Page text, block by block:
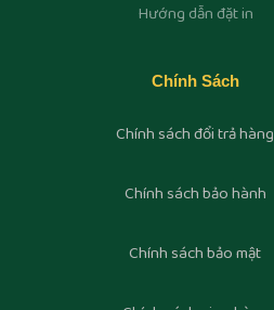
Hướng dẫn đặt in
Chính Sách
Chính sách đổi trả hàng
Chính sách bảo hành
Chính sách bảo mật